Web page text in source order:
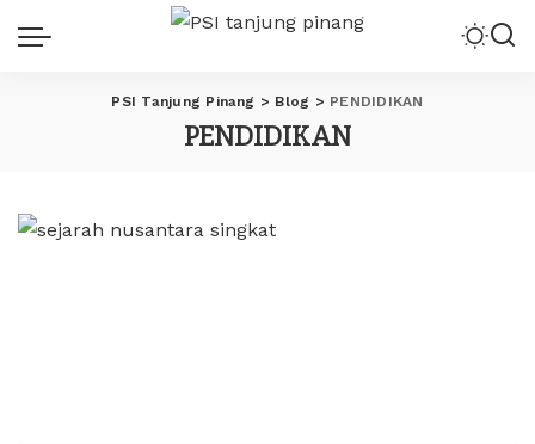
PSI Tanjung Pinang > Blog > PENDIDIKAN
PENDIDIKAN